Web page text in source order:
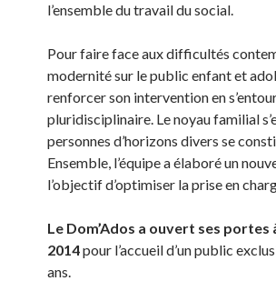
l’ensemble du travail du social.
Pour faire face aux difficultés
modernité sur le public enfant et
renforcer son intervention en
pluridisciplinaire. Le noyau familial
personnes d’horizons divers se
Ensemble, l’équipe a élaboré un
l’objectif d’optimiser la prise en
Le Dom’Ados a ouvert ses
2014pour l’accueil d’un public
ans.